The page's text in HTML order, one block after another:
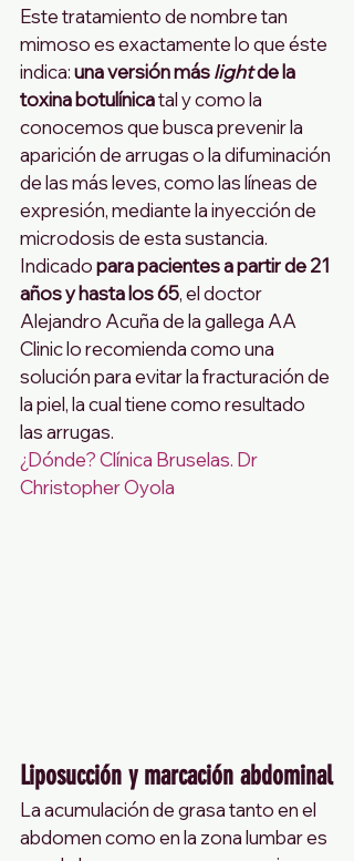
Este tratamiento de nombre tan
mimoso es exactamente lo que éste
indica: una versión más light de la
toxina botulínica tal y como la
conocemos que busca prevenir la
aparición de arrugas o la difuminación
de las más leves, como las líneas de
expresión, mediante la inyección de
microdosis de esta sustancia.
Indicado para pacientes a partir de 21
años y hasta los 65, el doctor
Alejandro Acuña de la gallega AA
Clinic lo recomienda como una
solución para evitar la fracturación de
la piel, la cual tiene como resultado
las arrugas.
¿Dónde? Clínica Bruselas. Dr
Christopher Oyola
Liposucción y marcación abdominal
La acumulación de grasa tanto en el
abdomen como en la zona lumbar es